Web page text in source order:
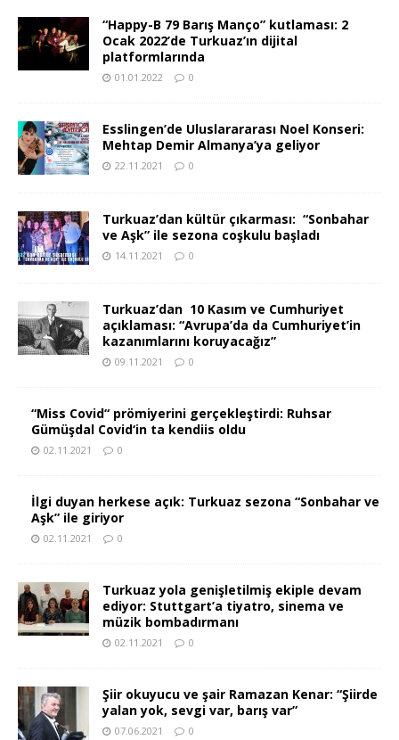
“Happy-B 79 Barış Manço” kutlaması: 2
Ocak 2022’de Turkuaz’ın dijital
platformlarında
01.01.2022 0
Esslingen’de Uluslarararası Noel Konseri:
Mehtap Demir Almanya’ya geliyor
22.11.2021 0
Turkuaz’dan kültür çıkarması: “Sonbahar
ve Aşk” ile sezona coşkulu başladı
14.11.2021 0
Turkuaz’dan 10 Kasım ve Cumhuriyet
açıklaması: “Avrupa’da da Cumhuriyet’in
kazanımlarını koruyacağız”
09.11.2021 0
“Miss Covid“ prömiyerini gerçekleştirdi: Ruhsar
Gümüşdal Covid‘in ta kendiis oldu
02.11.2021 0
İlgi duyan herkese açık: Turkuaz sezona “Sonbahar ve
Aşk” ile giriyor
02.11.2021 0
Turkuaz yola genişletilmiş ekiple devam
ediyor: Stuttgart’a tiyatro, sinema ve
müzik bombadırmanı
02.11.2021 0
Şiir okuyucu ve şair Ramazan Kenar: “Şiirde
yalan yok, sevgi var, barış var”
07.06.2021 0